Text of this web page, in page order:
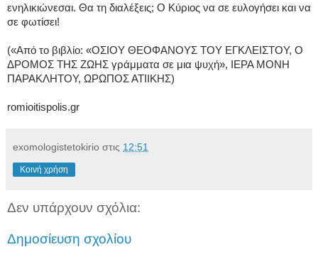
ενηλικιώνεσαι. Θα τη διαλέξεις; Ο Κύριος να σε ευλογήσει και να
σε φωτίσει!
(«Από το βιβλίο: «ΟΣΙΟΥ ΘΕΟΦΑΝΟΥΣ ΤΟΥ ΕΓΚΛΕΙΣΤΟΥ, Ο
ΔΡΟΜΟΣ ΤΗΣ ΖΩΗΣ γράμματα σε μια ψυχή», ΙΕΡΑ ΜΟΝΗ
ΠΑΡΑΚΛΗΤΟΥ, ΩΡΩΠΟΣ ΑΤΙΙΚΗΣ)
romioitispolis.gr
exomologistetokirio στις 12:51
Κοινή χρήση
Δεν υπάρχουν σχόλια:
Δημοσίευση σχολίου